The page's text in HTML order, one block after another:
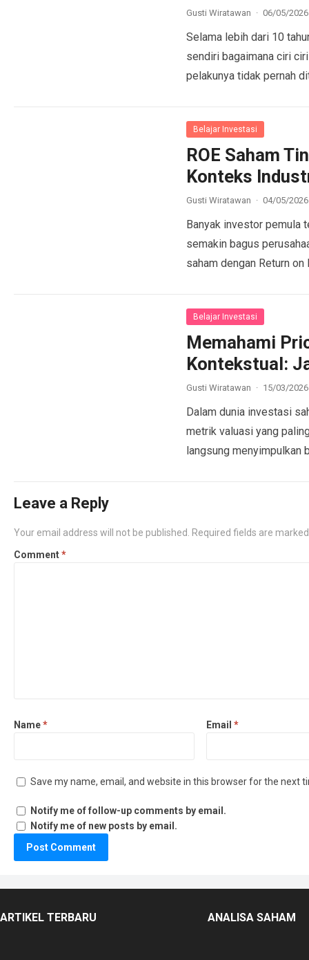
Gusti Wiratawan · 06/05/2026
Selama lebih dari 10
sendiri bagaimana ciri
pelakunya tidak pernah
Belajar Investasi
ROE Saham
Konteks
Gusti Wiratawan · 04/05/2026
Banyak investor pemula
semakin bagus
saham dengan Return
Belajar Investasi
Memahami
Kontekstual:
Gusti Wiratawan · 15/03/2026
Dalam dunia investasi
metrik valuasi yang
langsung menyimpulkan
Leave a Reply
Your email address will not be published.
Required fields are
Comment*
Name* Email *
Save my name, email, and website in this browser for the next
Notify me of follow-up comments by email.
Notify me of new posts by email.
ARTIKEL TERBARU ANALISA SAHAM